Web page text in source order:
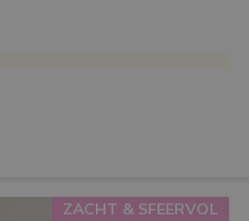
ZACHT & SFEERVOL